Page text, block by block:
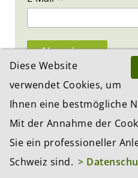
PREMIUM PARTNER
Diese Website
verwendet Cookies, um
Ihnen eine bestmögliche
Mit der Annahme der
Sie ein professioneller
Schweiz sind. >